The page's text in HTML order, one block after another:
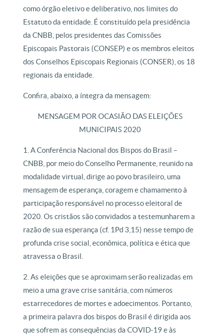
como órgão eletivo e deliberativo, nos limites do
Estatuto da entidade. É constituído pela presidência
da CNBB, pelos presidentes das Comissões
Episcopais Pastorais (CONSEP) e os membros eleitos
dos Conselhos Episcopais Regionais (CONSER), os 18
regionais da entidade.
Confira, abaixo, a íntegra da mensagem:
MENSAGEM POR OCASIÃO DAS ELEIÇÕES
MUNICIPAIS 2020
1. A Conferência Nacional dos Bispos do Brasil –
CNBB, por meio do Conselho Permanente, reunido na
modalidade virtual, dirige ao povo brasileiro, uma
mensagem de esperança, coragem e chamamento à
participação responsável no processo eleitoral de
2020. Os cristãos são convidados a testemunharem a
razão de sua esperança (cf. 1Pd 3,15) nesse tempo de
profunda crise social, econômica, política e ética que
atravessa o Brasil.
2. As eleições que se aproximam serão realizadas em
meio a uma grave crise sanitária, com números
estarrecedores de mortes e adoecimentos. Portanto,
a primeira palavra dos bispos do Brasil é dirigida aos
que sofrem as consequências da COVID-19 e às